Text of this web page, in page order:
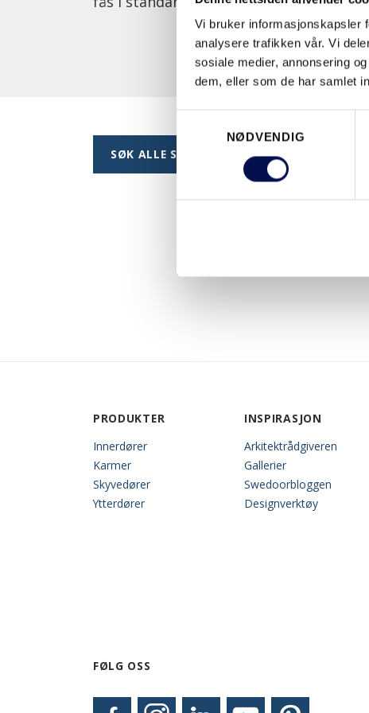
Vi bruker informasjonskapsler
analysere trafikken vår. Vi
sosiale medier, annonsering
dem, eller som de har samlet
Selection
NØDVENDIG
SØK ALLE SERIER
PRODUKTER
Innerdører
Karmer
Skyvedører
Ytterdører
INSPIRASJON
Arkitektrådgiveren
Gallerier
Swedoorbloggen
Designverktøy
FØLG OSS